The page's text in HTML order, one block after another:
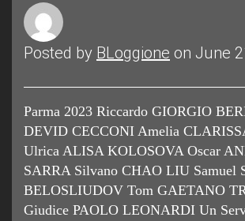
Posted by BLoggione on June
Parma 2023 Riccardo GIORGIO
DEVID CECCONI Amelia
Ulrica ALISA KOLOSOVA Oscar
SARRA Silvano CHAO LIU Samuel
BELOSLIUDOV Tom GAETANO
Giudice PAOLO LEONARDI Un